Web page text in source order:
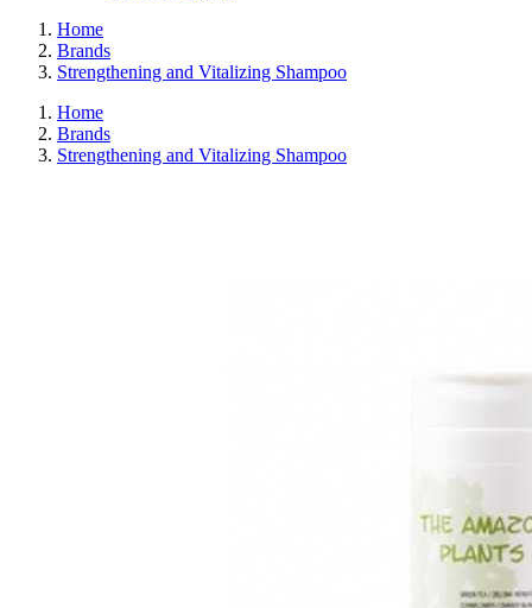
Home
Brands
Strengthening and Vitalizing Shampoo
Home
Brands
Strengthening and Vitalizing Shampoo